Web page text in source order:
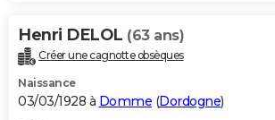
Henri DELOL (63 ans)
Créer une cagnotte obsèques
Naissance
03/03/1928 à Domme (Dordogne)